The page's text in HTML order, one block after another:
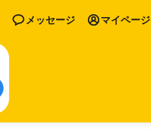
メッセージ マイページ